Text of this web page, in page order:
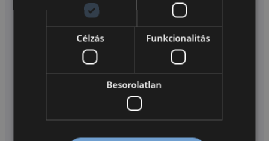
Bilingual óvodai bemutatkozó
Célzás Funkcionalitás
Besorolatlan